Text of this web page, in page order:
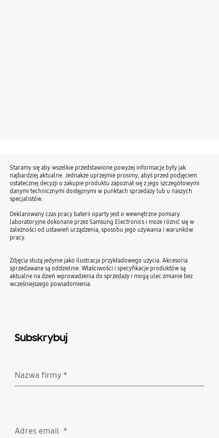
Staramy się aby wszelkie przedstawione powyżej informacje były jak
najbardziej aktualne. Jednakże uprzejmie prosimy, abyś przed podjęciem
ostatecznej decyzji o zakupie produktu zapoznał się z jego szczegółowymi
danymi technicznymi dostępnymi w punktach sprzedaży lub u naszych
specjalistów.
Deklarowany czas pracy baterii oparty jest o wewnętrzne pomiary
laboratoryjne dokonane przez Samsung Electronics i może różnić się w
zależności od ustawień urządzenia, sposobu jego używania i warunków
pracy.
Zdjęcia służą jedynie jako ilustracja przykładowego użycia. Akcesoria
sprzedawane są oddzielnie. Właściwości i specyfikacje produktów są
aktualne na dzień wprowadzenia do sprzedaży i mogą ulec zmianie bez
wcześniejszego powiadomienia.
Subskrybuj
Nazwa firmy *
Adres email *